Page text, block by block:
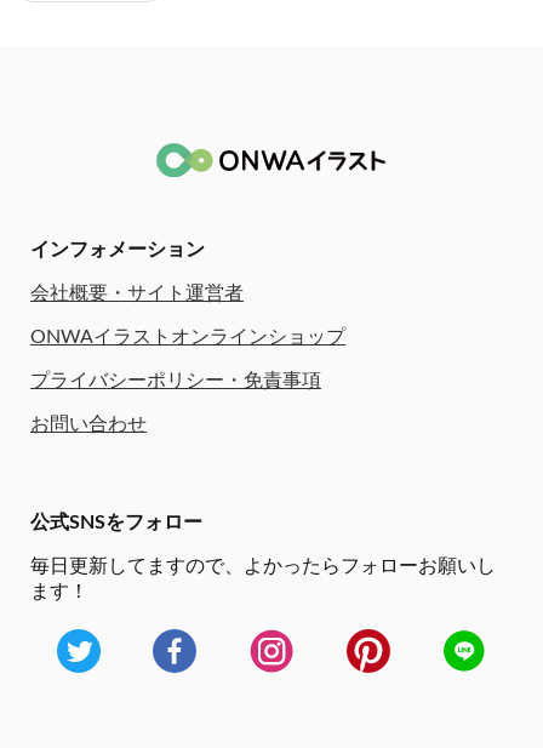
インフォメーション
会社概要・サイト運営者
ONWAイラストオンラインショップ
プライバシーポリシー・免責事項
お問い合わせ
公式SNSをフォロー
毎日更新してますので、
よかったらフォローお願いし
ます！